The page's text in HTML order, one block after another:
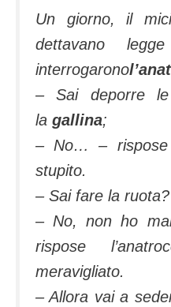
Un giorno, il
dettavano
interrogarono
– Sai deporre
la gallina;
– No… – rispose
stupito.
– Sai fare la
– No, non ho
rispose
meravigliato.
– Allora vai a